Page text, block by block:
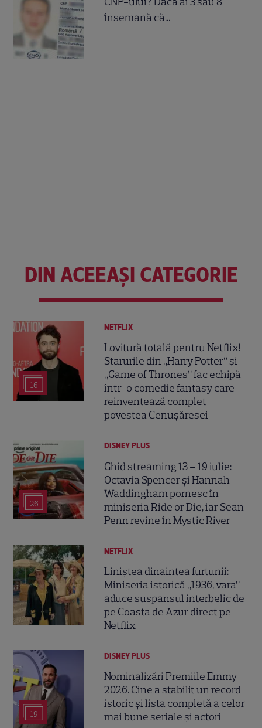
însemană că...
DIN ACEEAȘI CATEGORIE
16
NETFLIX
Lovitură totală pentru Netflix!
Starurile din „Harry Potter” și
„Game of Thrones” fac echipă
într-o comedie fantasy care
reinventează complet
povestea Cenușăresei
26
DISNEY PLUS
Ghid streaming 13 – 19 iulie:
Octavia Spencer și Hannah
Waddingham pornesc în
miniseria Ride or Die, iar Sean
Penn revine în Mystic River
NETFLIX
Liniștea dinaintea furtunii:
Miniseria istorică „1936, vara”
aduce suspansul interbelic de
pe Coasta de Azur direct pe
Netflix
19
DISNEY PLUS
Nominalizări Premiile Emmy
2026. Cine a stabilit un record
istoric și lista completă a celor
mai bune seriale și actori